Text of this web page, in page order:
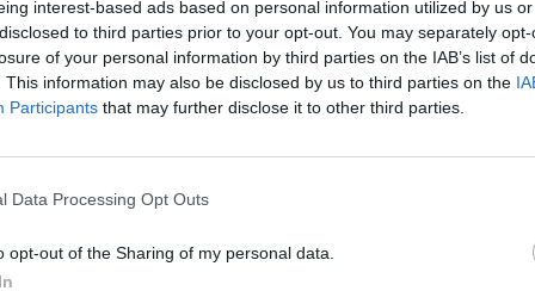
interest-based ads based on personal information utilized by us
to third parties prior to your opt-out. You may separately
of your personal information by third parties on the IAB’s list of
This information may also be disclosed by us to third parties on the
Participants that may further disclose it to other third parties.
Data Processing Opt Outs
opt-out of the Sharing of my personal data.
de garras de leão
07/08/2026
revelar
técnicas do novo Corsa GSE, mas tudo indica
geração do Corsa, com um visual mais agressivo e